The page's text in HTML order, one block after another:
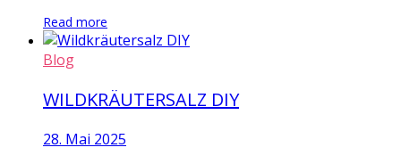
Read more
Blog
WILDKRÄUTERSALZ DIY
28. Mai 2025